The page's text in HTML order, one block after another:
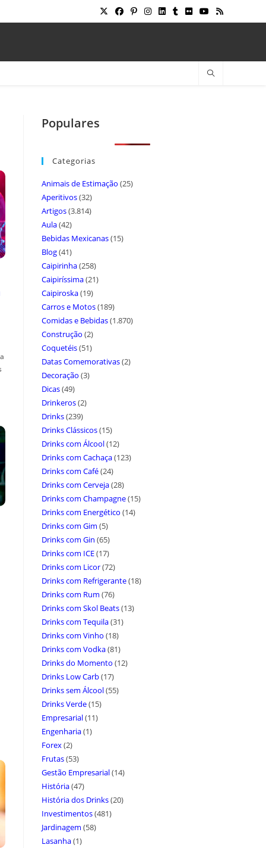
Populares
Categorias
Animais de Estimação (25)
Aperitivos(32)
Artigos(3.814)
Aula(42)
Bebidas Mexicanas(15)
Blog(41)
Caipirinha(258)
Caipiríssima(21)
Caipiroska(19)
Carros e Motos(189)
Comidas e Bebidas(1.870)
Construção (2)
Coquetéis(51)
Datas Comemorativas(2)
Decoração (3)
Dicas(49)
Drinkeros(2)
Drinks(239)
Drinks Clássicos(15)
Drinks com Álcool(12)
Drinks com Cachaça(123)
Drinks com Café(24)
Drinks com Cerveja(28)
Drinks com Champagne(15)
Drinks com Energético (14)
Drinks com Gim (5)
Drinks com Gin (65)
Drinks com ICE(17)
Drinks com Licor(72)
Drinks com Refrigerante(18)
Drinks com Rum (76)
Drinks com Skol Beats(13)
Drinks com Tequila(31)
Drinks com Vinho (18)
Drinks com Vodka(81)
Drinks do Momento (12)
Drinks Low Carb(17)
Drinks sem Álcool(55)
Drinks Verde(15)
Empresarial(11)
Engenharia(1)
Forex(2)
Frutas(53)
Gestão Empresarial(14)
História(47)
História dos Drinks(20)
Investimentos(481)
Jardinagem (58)
Lasanha(1)